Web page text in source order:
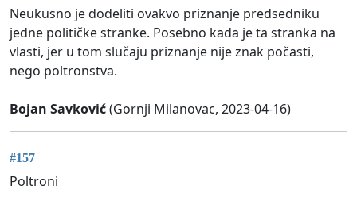
Neukusno je dodeliti ovakvo priznanje predsedniku
jedne političke stranke. Posebno kada je ta stranka na
vlasti, jer u tom slučaju priznanje nije znak počasti,
nego poltronstva.
Bojan Savković(Gornji Milanovac, 2023-04-16)
#157
Poltroni